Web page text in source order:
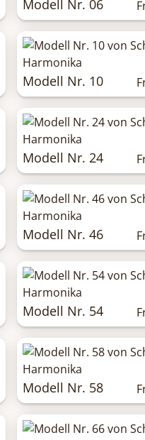
Modell Nr. 06
Modell Nr. 10
Modell Nr. 24
Modell Nr. 46
Modell Nr. 54
Modell Nr. 58